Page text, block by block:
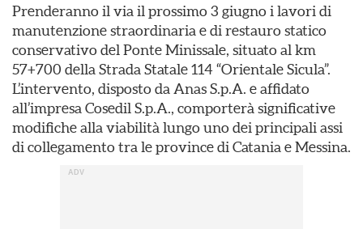
Prenderanno il via il prossimo 3 giugno i lavori di
manutenzione straordinaria e di restauro statico
conservativo del Ponte Minissale, situato al km
57+700 della Strada Statale 114 “Orientale Sicula”.
L’intervento, disposto da Anas S.p.A. e affidato
all’impresa Cosedil S.p.A., comporterà significative
modifiche alla viabilità lungo uno dei principali assi
di collegamento tra le province di Catania e Messina.